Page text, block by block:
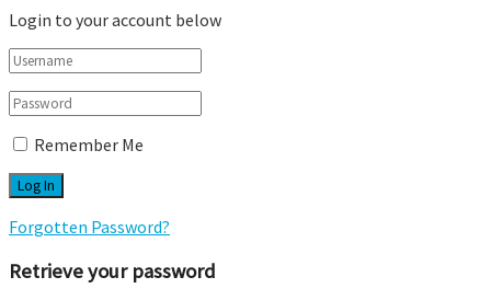
Login to your account below
Remember Me
Forgotten Password?
Retrieve your password